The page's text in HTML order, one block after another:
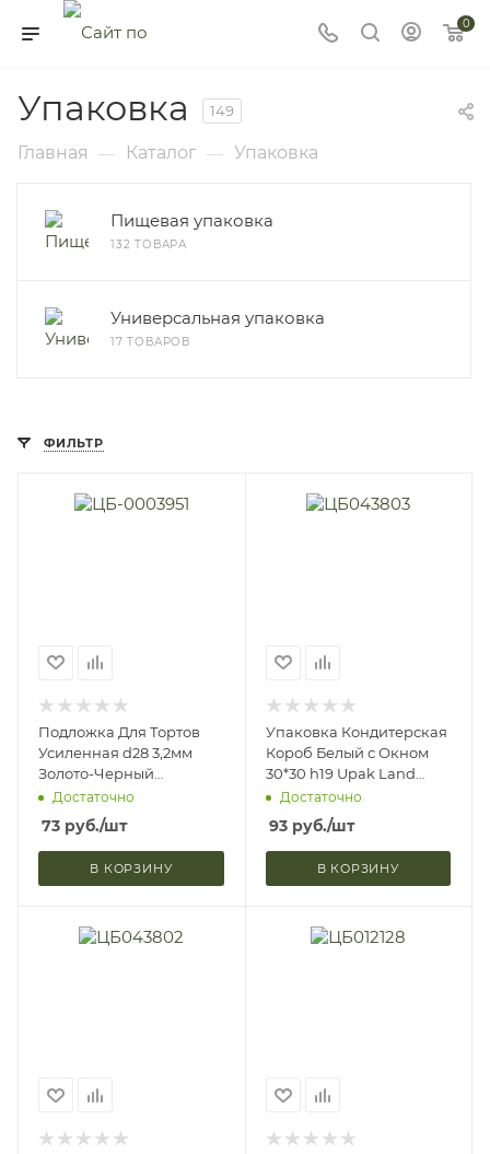
0
Упаковка 149
Главная — Каталог — Упаковка
Пищевая упаковка
132 ТОВАРА
Универсальная упаковка
17 ТОВАРОВ
ФИЛЬТР
Подложка Для Тортов
Усиленная d28 3,2мм
Золото-Черный
Двусторонняя Upak
Land 4670578 (1/5)
Достаточно
73 руб./шт
В КОРЗИНУ
Упаковка Кондитерская
Короб Белый с Окном
30*30 h19 Upak Land
4419150 (1/5)
Достаточно
93руб./шт
В КОРЗИНУ